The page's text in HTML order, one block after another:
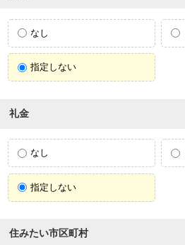
なし
指定しない
礼金
なし
指定しない
住みたい市区町村